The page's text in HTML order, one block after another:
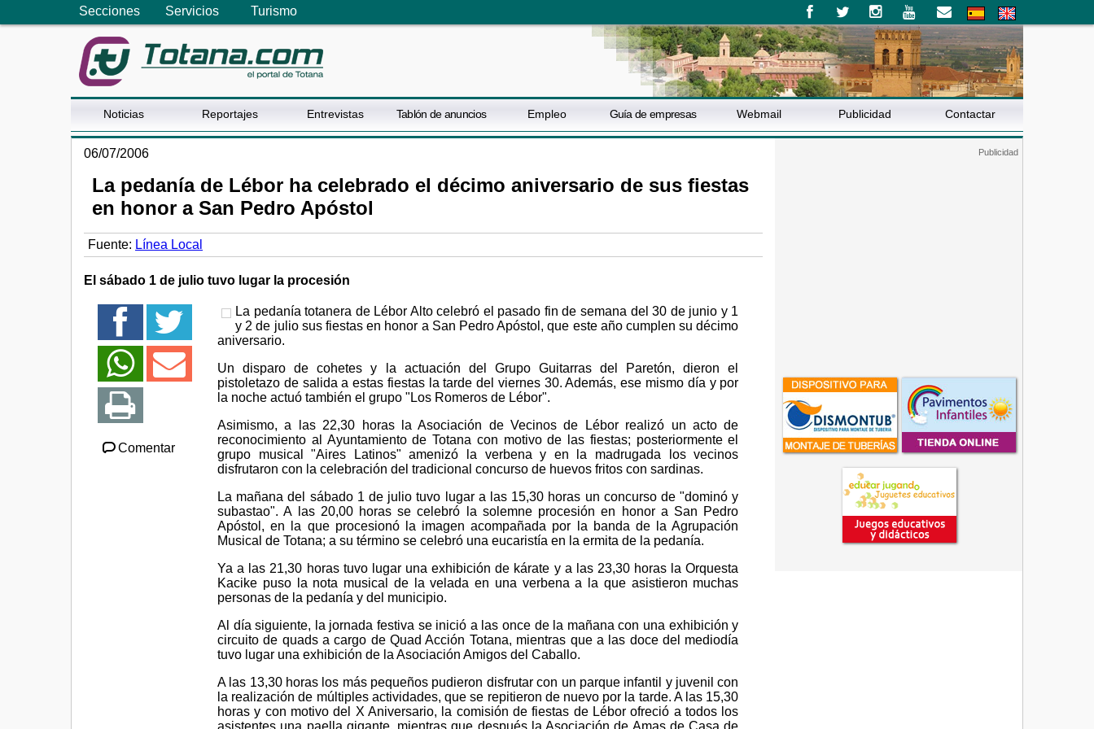
Secciones Servicios Turismo
Noticias Reportajes Entrevistas Tablón de anuncios Empleo Guía de empresas Webmail Publicidad Contactar
06/07/2006
La pedanía de Lébor ha celebrado el décimo aniversario de sus fiestas
en honor a San Pedro Apóstol
Fuente: Línea Local
El sábado 1 de julio tuvo lugar la procesión
Comentar
La pedanía totanera de Lébor Alto celebró el pasado fin de semana del 30 de junio y 1
y 2 de julio sus fiestas en honor a San Pedro Apóstol, que este año cumplen su décimo
aniversario.
Un disparo de cohetes y la actuación del Grupo Guitarras del Paretón, dieron el
pistoletazo de salida a estas fiestas la tarde del viernes 30. Además, ese mismo día y por
la noche actuó también el grupo "Los Romeros de Lébor".
Asimismo, a las 22,30 horas la Asociación de Vecinos de Lébor realizó un acto de
reconocimiento al Ayuntamiento de Totana con motivo de las fiestas; posteriormente el
grupo musical "Aires Latinos" amenizó la verbena y en la madrugada los vecinos
disfrutaron con la celebración del tradicional concurso de huevos fritos con sardinas.
La mañana del sábado 1 de julio tuvo lugar a las 15,30 horas un concurso de "dominó y
subastao". A las 20,00 horas se celebró la solemne procesión en honor a San Pedro
Apóstol, en la que procesionó la imagen acompañada por la banda de la Agrupación
Musical de Totana; a su término se celebró una eucaristía en la ermita de la pedanía.
Ya a las 21,30 horas tuvo lugar una exhibición de kárate y a las 23,30 horas la Orquesta
Kacike puso la nota musical de la velada en una verbena a la que asistieron muchas
personas de la pedanía y del municipio.
Al día siguiente, la jornada festiva se inició a las once de la mañana con una exhibición y
circuito de quads a cargo de Quad Acción Totana, mientras que a las doce del mediodía
tuvo lugar una exhibición de la Asociación Amigos del Caballo.
A las 13,30 horas los más pequeños pudieron disfrutar con un parque infantil y juvenil con
la realización de múltiples actividades, que se repitieron de nuevo por la tarde. A las 15,30
horas y con motivo del X Aniversario, la comisión de fiestas de Lébor ofreció a todos los